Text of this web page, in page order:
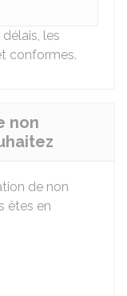
les
conformes.
non
de non
êtes en